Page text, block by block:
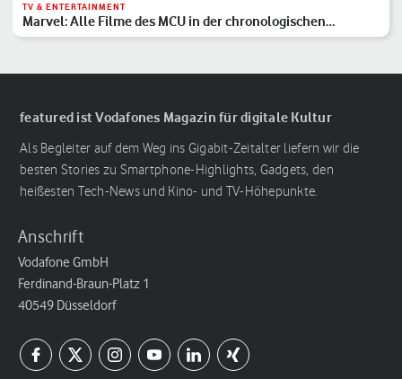
TV & ENTERTAINMENT
Marvel: Alle Filme des MCU in der chronologischen
Reihenfolge
featured ist Vodafones Magazin für digitale Kultur
Als Begleiter auf dem Weg ins Gigabit-Zeitalter liefern wir die
besten Stories zu Smartphone-Highlights, Gadgets, den
heißesten Tech-News und Kino- und TV-Höhepunkte.
Anschrift
Vodafone GmbH
Ferdinand-Braun-Platz 1
40549 Düsseldorf